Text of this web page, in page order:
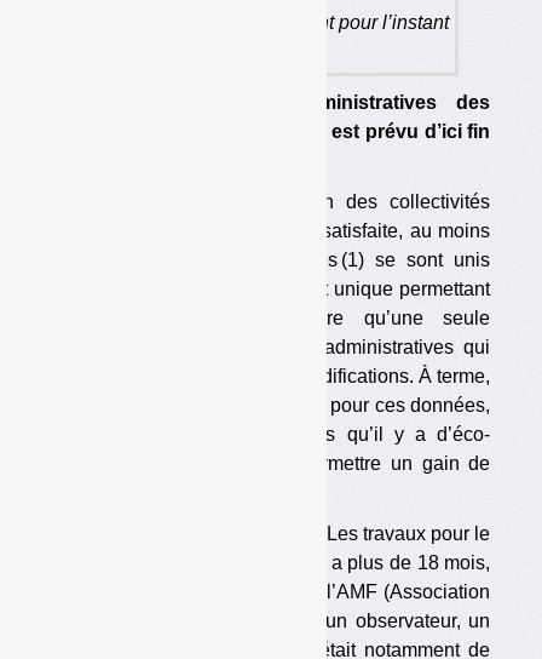
9 éco-organismes participent pour l’instant
Destiné aux données administratives des
collectivités, son déploiement est prévu d’ici fin
C’est une vieille revendication des collectivités
locales qui devrait bientôt être satisfaite, au moins
partiellement. 9 éco-organismes (1) se sont unis
pour mettre en place un guichet unique permettant
aux collectivités de ne faire qu’une seule
déclaration pour les données administratives qui
les concernent et pour leurs modifications. À terme,
il ne sera donc plus nécessaire, pour ces données,
de faire autant de déclarations qu’il y a d’éco-
organismes, ce qui devrait permettre un gain de
Le système est baptisé Territéo. Les travaux pour le
mettre en place ont démarré il y a plus de 18 mois,
en partenariat notamment avec l’AMF (Association
des maires de France). Selon un observateur, un
des objectifs des participants était notamment de